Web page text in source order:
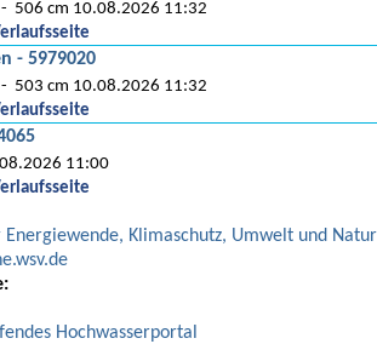
506 cm 10.08.2026 11:32
- 5979020
503 cm 10.08.2026 11:32
11:00
Klimaschutz, Umwelt und Natur
Hochwasserportal